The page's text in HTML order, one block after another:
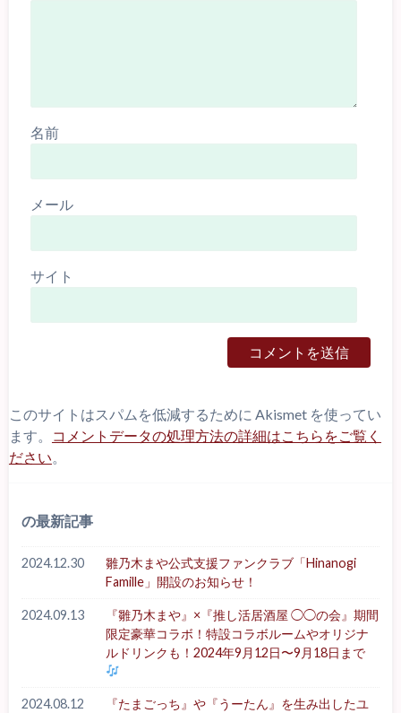
名前
メール
サイト
このサイトはスパムを低減するために Akismet を使ってい
ます。
コメントデータの処理方法の詳細はこちらをご覧く
ださい
の最新記事
2024.12.30
雛乃木まや公式支援ファンクラブ「Hinanogi
Famille」開設のお知らせ！
2024.09.13
『雛乃木まや』×『推し活居酒屋 ◯◯の会』期間
限定豪華コラボ！特設コラボルームやオリジナ
ルドリンクも！2024年9月12日〜9月18日まで
2024.08.12
『たまごっち』や『うーたん』を生み出したユ